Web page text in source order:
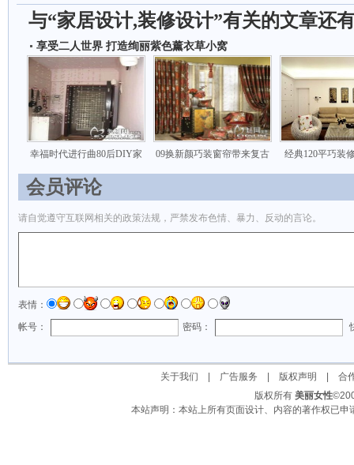
与“家居设计,装修设计”有关的文章还
享受二人世界 打造绚丽紫色薰衣草小窝
幸福时代进行曲80后DIY家 09换新颜巧装窗帘带来复古 经典120平巧装
会员评论
请自觉遵守互联网相关的政策法规，严禁发布色情、暴力、反动的言论。
表情：
帐号：
密码：
关于我们 广告服务 版权声明
合
版权所有 美丽女性
本站声明：本站上所有页面设计、内容的著作权已